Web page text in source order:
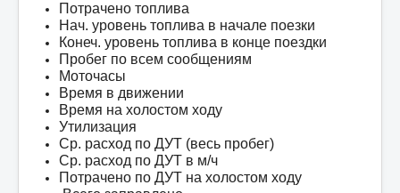
Потрачено топлива
Нач. уровень топлива в начале поезки
Конеч. уровень топлива в конце поездки
Пробег по всем сообщениям
Моточасы
Время в движении
Время на холостом ходу
Утилизация
Ср. расход по ДУТ (весь пробег)
Ср. расход по ДУТ в м/ч
Потрачено по ДУТ на холостом ходу